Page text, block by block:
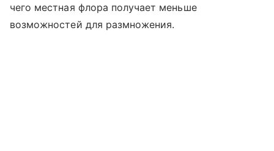
чего местная флора получает меньше
возможностей для размножения.